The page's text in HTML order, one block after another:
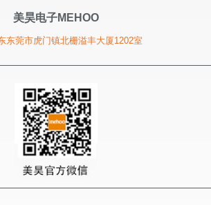
美昊电子MEHOO
东莞市虎门镇北栅溢丰大厦1202室